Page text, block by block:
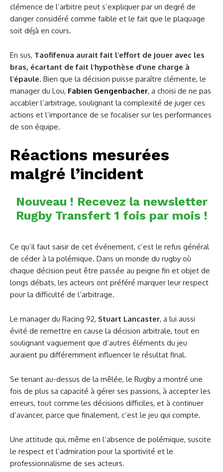
clémence de l’arbitre peut s’expliquer par un degré de
danger considéré comme faible et le fait que le plaquage
soit déjà en cours.
En sus, Taofifenua aurait fait l’effort de jouer avec les
bras, écartant de fait l’hypothèse d’une charge à
l’épaule. Bien que la décision puisse paraître clémente, le
manager du Lou, Fabien Gengenbacher, a choisi de ne pas
accabler l’arbitrage, soulignant la complexité de juger ces
actions et l’importance de se focaliser sur les performances
de son équipe.
Réactions mesurées
malgré l’incident
Nouveau ! Recevez la newsletter
Rugby Transfert 1 fois par mois !
Ce qu’il faut saisir de cet événement, c’est le refus général
de céder à la polémique. Dans un monde du rugby où
chaque décision peut être passée au peigne fin et objet de
longs débats, les acteurs ont préféré marquer leur respect
pour la difficulté de l’arbitrage.
Le manager du Racing 92, Stuart Lancaster, a lui aussi
évité de remettre en cause la décision arbitrale, tout en
soulignant vaguement que d’autres éléments du jeu
auraient pu différemment influencer le résultat final.
Se tenant au-dessus de la mêlée, le Rugby a montré une
fois de plus sa capacité à gérer ses passions, à accepter les
erreurs, tout comme les décisions difficiles, et à continuer
d’avancer, parce que finalement, c’est le jeu qui compte.
Une attitude qui, même en l’absence de polémique, suscite
le respect et l’admiration pour la sportivité et le
professionnalisme de ses acteurs.